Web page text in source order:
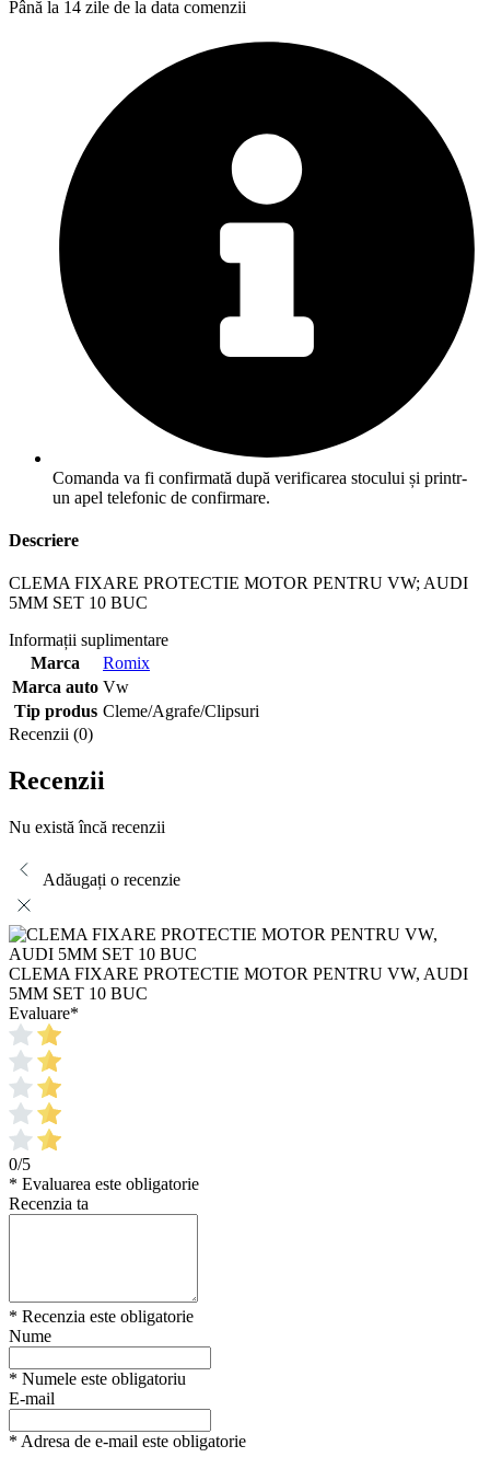
Până la 14 zile de la data comenzii
Comanda va fi confirmată după verificarea stocului și printr-
un apel telefonic de confirmare.
Descriere
CLEMA FIXARE PROTECTIE MOTOR PENTRU VW; AUDI
5MM SET 10 BUC
Informații suplimentare
Marca
Romix
Marca auto Vw
Tip produs Cleme/Agrafe/Clipsuri
Recenzii (0)
Recenzii
Nu există încă recenzii
Adăugați o recenzie
CLEMA FIXARE PROTECTIE MOTOR PENTRU VW, AUDI
5MM SET 10 BUC
Evaluare*
0/5
* Evaluarea este obligatorie
Recenzia ta
* Recenzia este obligatorie
Nume
* Numele este obligatoriu
E-mail
* Adresa de e-mail este obligatorie